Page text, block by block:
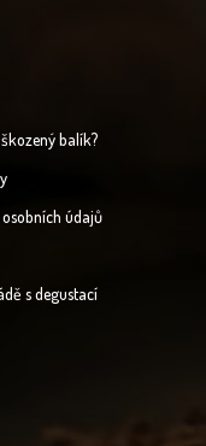
balík?
údajů
s degustací